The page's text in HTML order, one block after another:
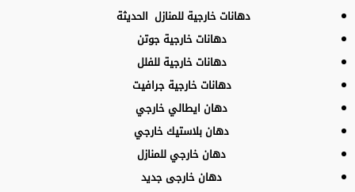
دهانات خارجية للمنازل الحديثة
دهانات خارجية جوتن
دهانات خارجية للفلل
دهانات خارجية جرافيت
دهان ايطالي خارجي
دهان بلاستيك خارجي
دهان خارجي للمنازل
دهان خارجى جديد